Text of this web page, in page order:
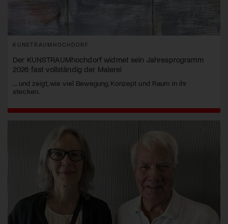
KUNSTRAUMHOCHDORF
Der KUNSTRAUMhochdorf widmet sein Jahresprogramm
2026 fast vollständig der Malerei
... und zeigt, wie viel Bewegung, Konzept und Raum in ihr
stecken.